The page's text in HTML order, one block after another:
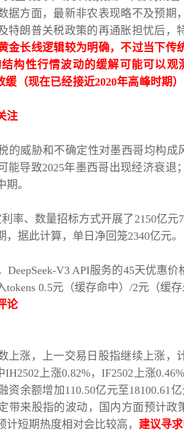
据方面，最新非农表现略不及预期
特朗普关税政策的再通胀担忧后，
金长线逻辑较为明确，不过当下传
构性行情波动的缓解可能可以观
（现在已经接近2020年高峰时期
注
的威胁和不确定性对墨西哥均构成
能导致2025年墨西哥出现经济衰
。
率、数量招标方式开展了2150亿
，据此计算，单日净回笼2340亿元。
DeepSeek-V3 API服务的45天优惠
0.5元（缓存命中）/2元（缓
论
上涨，上一交易日股指继续上涨，
上涨0.82%，IF2502上涨
资余额增加110.50亿元至18100.61
带来股指的波动，国内方面预计政
计短期热度相对会比较高， 建议寻